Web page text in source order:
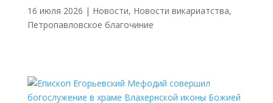
16 июля 2026 | Новости, Новости викариатства,
Петропавловское благочиние